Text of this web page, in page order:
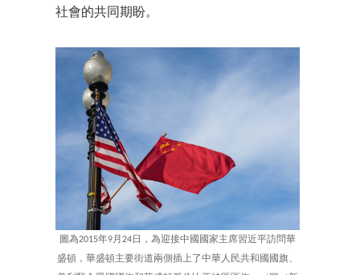
社會的共同期盼。
圖為2015年9月24日，為迎接中國國家主席習近平訪問華
盛頓，華盛頓主要街道兩側插上了中華人民共和國國旗、